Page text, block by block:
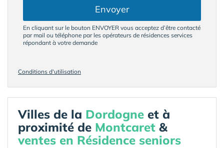
Envoyer
En cliquant sur le bouton ENVOYER vous acceptez d’être contacté
par mail ou téléphone par les opérateurs de résidences services
répondant à votre demande
Conditions d'utilisation
Villes de la Dordogne et à
proximité de Montcaret &
ventes en Résidence seniors